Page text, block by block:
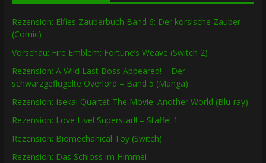
Rezension: Elfies Zauberbuch Band 6: Der korsische Zauber
(Comic)
Vorschau: Fire Emblem: Fortune’s Weave (Switch 2)
Rezension: A Wild Last Boss Appeared! – Der
schwarzgeflügelte Overlord – Band 5 (Manga)
Rezension: Isekai Quartet The Movie: Another World (Blu-ray)
Rezension: Love Live! Superstar!! – Staffel 1
Rezension: Biomechanical Toy (Switch)
Rezension: Das Schloss im Himmel